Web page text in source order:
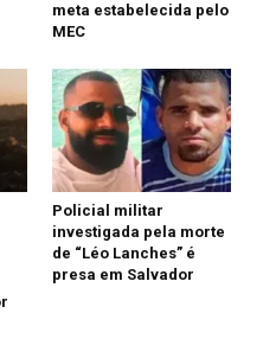
meta estabelecida pelo
MEC
Policial militar
investigada pela morte
de “Léo Lanches” é
presa em Salvador